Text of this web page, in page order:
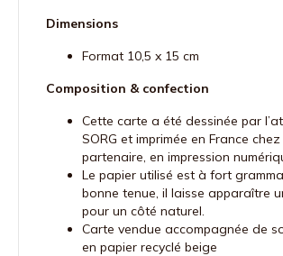
Dimensions
Format 10,5 x 15 cm
Composition & confection
Cette carte a été dessinée par
SORG et imprimée en France
partenaire, en impression
Le papier utilisé est à fort
bonne tenue, il laisse apparaître
pour un côté naturel.
Carte vendue accompagnée de
en papier recyclé beige